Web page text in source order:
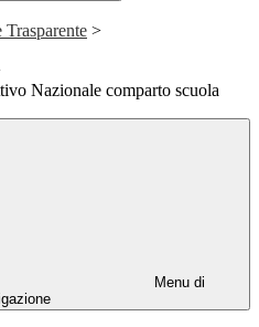
>
Nazionale comparto scuola
Menu di